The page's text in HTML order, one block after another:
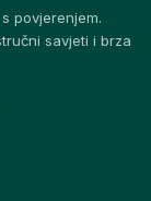
povjerenjem.
savjeti i brza